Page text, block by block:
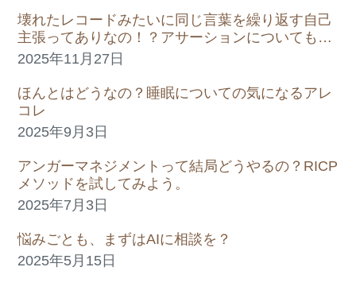
壊れたレコードみたいに同じ言葉を繰り返す自己
主張ってありなの！？アサーションについてもっ
と考えてみる。
2025年11月27日
ほんとはどうなの？睡眠についての気になるアレ
コレ
2025年9月3日
アンガーマネジメントって結局どうやるの？RICP
メソッドを試してみよう。
2025年7月3日
悩みごとも、まずはAIに相談を？
2025年5月15日